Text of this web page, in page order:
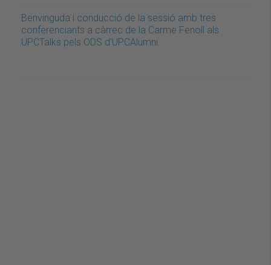
Benvinguda i conducció de la sessió amb tres
conferenciants a càrrec de la Carme Fenoll als
UPCTalks pels ODS d'UPCAlumni